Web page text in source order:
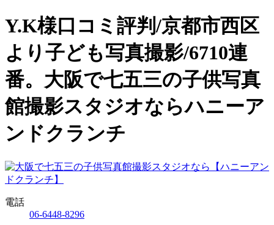
Y.K様口コミ評判/京都市西区
より子ども写真撮影/6710連
番。大阪で七五三の子供写真
館撮影スタジオならハニーア
ンドクランチ
電話
06-6448-8296